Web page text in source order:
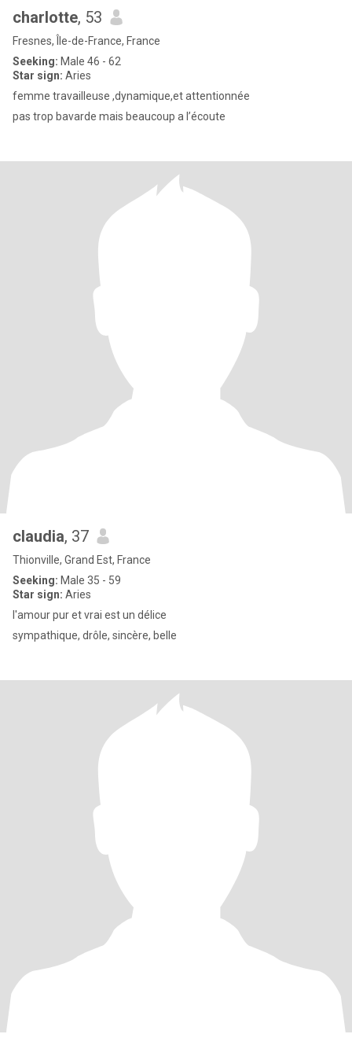
charlotte, 53
Fresnes, Île-de-France, France
Seeking: Male 46 - 62
Star sign: Aries
femme travailleuse ,dynamique,et attentionnée
pas trop bavarde mais beaucoup a l’écoute
claudia, 37
Thionville, Grand Est, France
Seeking: Male 35 - 59
Star sign: Aries
l'amour pur et vrai est un délice
sympathique, drôle, sincère, belle